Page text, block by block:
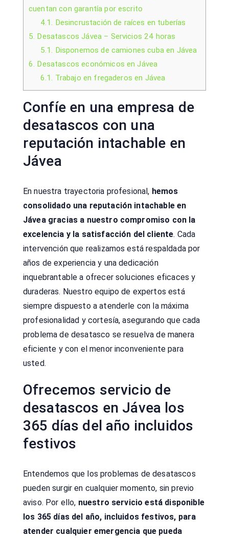
cuentan con garantía por escrito
4.1. Desincrustación de raíces en tuberías
5. Desatascos Jávea – Servicios 24 horas
5.1. Disponemos de camiones cuba en Jávea
6. Desatascos económicos en Jávea
6.1. Trabajo en fregaderos en Jávea
Confíe en una empresa de
desatascos con una
reputación intachable en
Jávea
En nuestra trayectoria profesional, hemos
consolidado una reputación intachable en
Jávea gracias a nuestro compromiso con la
excelencia y la satisfacción del cliente. Cada
intervención que realizamos está respaldada por
años de experiencia y una dedicación
inquebrantable a ofrecer soluciones eficaces y
duraderas. Nuestro equipo de expertos está
siempre dispuesto a atenderle con la máxima
profesionalidad y cortesía, asegurando que cada
problema de desatasco se resuelva de manera
eficiente y con el menor inconveniente para
usted.
Ofrecemos servicio de
desatascos en Jávea los
365 días del año incluidos
festivos
Entendemos que los problemas de desatascos
pueden surgir en cualquier momento, sin previo
aviso. Por ello, nuestro servicio está disponible
los 365 días del año, incluidos festivos, para
atender cualquier emergencia que pueda